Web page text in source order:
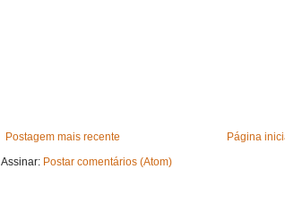
Postagem mais recente
Página
Assinar: Postar comentários (Atom)